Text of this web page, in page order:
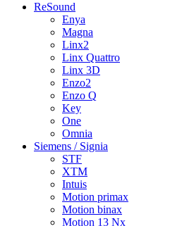
ReSound
Enya
Magna
Linx2
Linx Quattro
Linx 3D
Enzo2
Enzo Q
Key
One
Omnia
Siemens / Signia
STF
XTM
Intuis
Motion primax
Motion binax
Motion 13 Nx